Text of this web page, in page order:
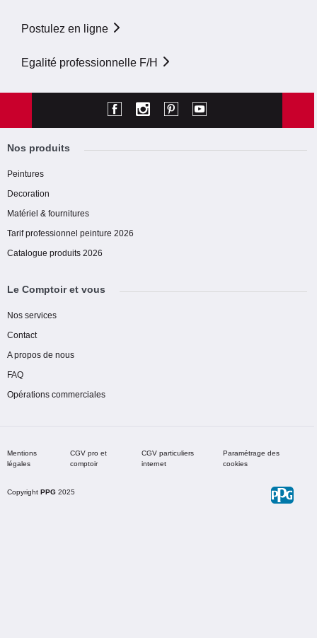
Postulez en ligne
Egalité professionnelle F/H
Nos produits
Peintures
Decoration
Matériel & fournitures
Tarif professionnel peinture 2026
Catalogue produits 2026
Le Comptoir et vous
Nos services
Contact
A propos de nous
FAQ
Opérations commerciales
Mentions
légales
CGV pro et
comptoir
CGV particuliers
internet
Paramétrage des
cookies
Copyright PPG 2025